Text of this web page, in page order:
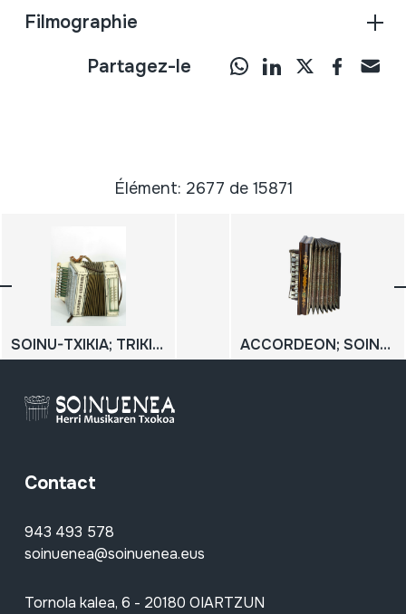
Filmographie
Partagez-le
Élément: 2677 de 15871
SOINU-TXIKIA; TRIKITIXA ACCORDEON; SOINUA
Contact
943 493 578
soinuenea@soinuenea.eus
Tornola kalea, 6 - 20180 OIARTZUN